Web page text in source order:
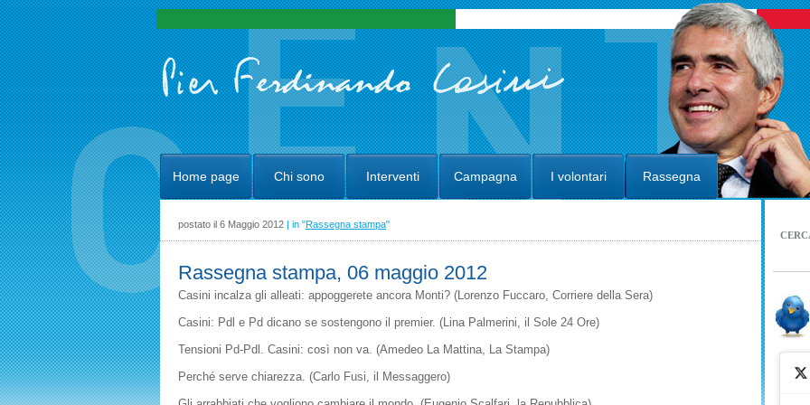
Home page Chi sono Interventi Campagna I volontari Rassegna
postato il 6 Maggio 2012 | in "Rassegna stampa"
Rassegna stampa, 06 maggio 2012
Casini incalza gli alleati: appoggerete ancora Monti? (Lorenzo Fuccaro, Corriere della Sera)
Casini: Pdl e Pd dicano se sostengono il premier. (Lina Palmerini, il Sole 24 Ore)
Tensioni Pd-Pdl. Casini: così non va. (Amedeo La Mattina, La Stampa)
Perché serve chiarezza. (Carlo Fusi, il Messaggero)